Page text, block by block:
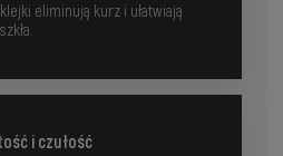
eliminują kurz i ułatwiają
i czułość